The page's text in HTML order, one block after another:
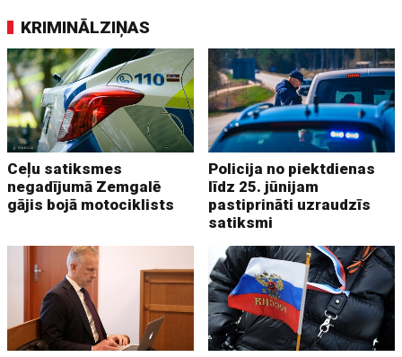
KRIMINĀLZIŅAS
Ceļu satiksmes
negadījumā Zemgalē
gājis bojā motociklists
Policija no piektdienas
līdz 25. jūnijam
pastiprināti uzraudzīs
satiksmi